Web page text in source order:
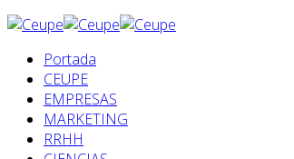
Portada
CEUPE
EMPRESAS
MARKETING
RRHH